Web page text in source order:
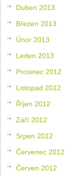
Duben 2013
Březen 2013
Únor 2013
Leden 2013
Prosinec 2012
Listopad 2012
Říjen 2012
Září 2012
Srpen 2012
Červenec 2012
Červen 2012